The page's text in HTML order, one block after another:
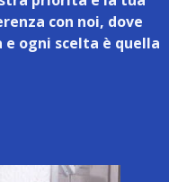
con noi, dove
ogni scelta è quella